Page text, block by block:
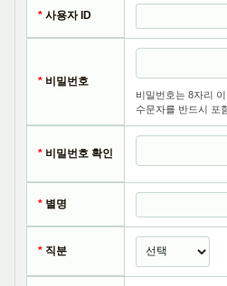
인정보를 다음의 목적을 위해 처리
는 다음의 목적이외의 용도로는
가. 홈페이지 회원가입 및 관리
회원 가입의사 확인, 회원제 서비
인증, 회원자격 유지·관리, 제한적
본인확인, 서비스 부정이용 방지
나. 재화 또는 서비스 제공
* 사용자 ID
* 비밀번호
비밀번호는 8자리
수문자를 반드시 포
* 비밀번호 확인
* 별명
* 직분